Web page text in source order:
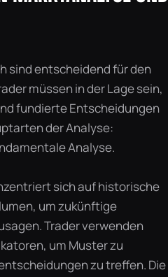
sind entscheidend für den
müssen in der Lage sein,
fundierte Entscheidungen
der Analyse:
Analyse.
sich auf historische
um zukünftige
Trader verwenden
um Muster zu
zu treffen. Die